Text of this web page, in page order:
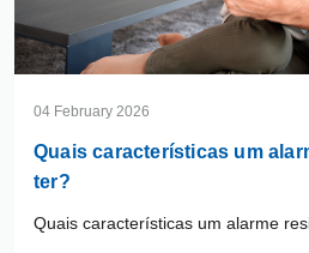
04 February 2026
Quais características um
ter?
Quais características um alarme